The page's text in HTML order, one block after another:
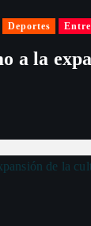
Deportes
a la